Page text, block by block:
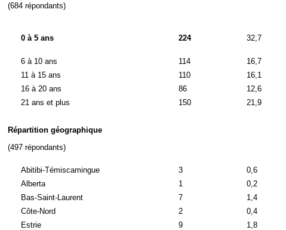
(684 répondants)
0 à 5 ans 224 32,7
6 à 10 ans 114
16,7
11 à 15 ans
110
16,1
16 à 20 ans
86
12,6
21 ans et plus
150 21,9
Répartition géographique
(497 répondants)
Abitibi-Témiscamingue 3
0,6
Alberta
1
0,2
Bas-Saint-Laurent
7
1,4
Côte-Nord
2
0,4
Estrie
9
1,8